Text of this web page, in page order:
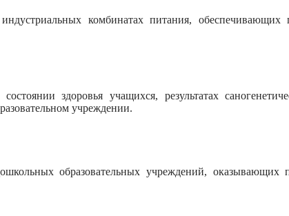
комбинатах питания, обеспечивающих
здоровья учащихся, результатах
учреждении.
образовательных учреждений, оказывающих